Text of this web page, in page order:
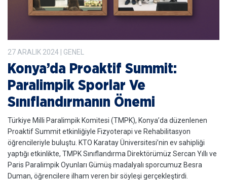
27 ARALIK 2024 | GENEL
Konya’da Proaktif Summit:
Paralimpik Sporlar Ve
Sınıflandırmanın Önemi
Türkiye Milli Paralimpik Komitesi (TMPK), Konya’da düzenlenen
Proaktif Summit etkinliğiyle Fizyoterapi ve Rehabilitasyon
öğrencileriyle buluştu. KTO Karatay Üniversitesi’nin ev sahipliği
yaptığı etkinlikte, TMPK Sınıflandırma Direktörümüz Sercan Yıllı ve
Paris Paralimpik Oyunları Gümüş madalyalı sporcumuz Besra
Duman, öğrencilere ilham veren bir söyleşi gerçekleştirdi.